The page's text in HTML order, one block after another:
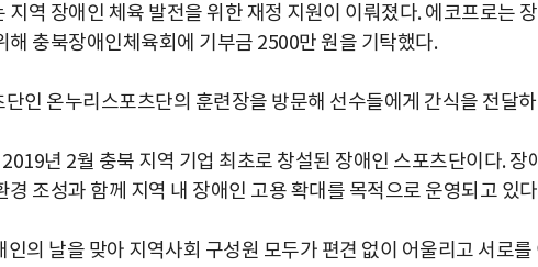
지역 장애인 체육 발전을 위한 재정 지원이 이뤄졌다. 에코프로는
해 충북장애인체육회에 기부금 2500만 원을 기탁했다.
인 온누리스포츠단의 훈련장을 방문해 선수들에게 간식을 전달
년 2월 충북 지역 기업 최초로 창설된 장애인 스포츠단이다. 장
경 조성과 함께 지역 내 장애인 고용 확대를 목적으로 운영되고 있
인의 날을 맞아 지역사회 구성원 모두가 편견 없이 어울리고 서로를